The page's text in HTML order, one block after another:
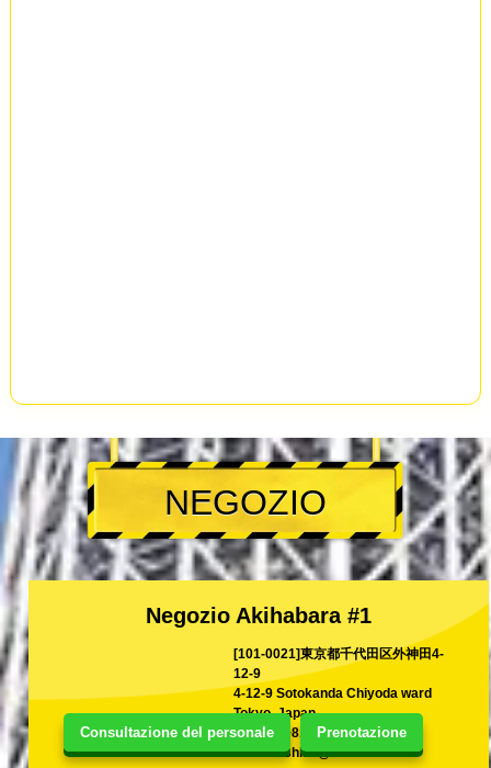
Consultazione del personale Prenotazione
NEGOZIO
Negozio Akihabara #1
[101-0021]東京都千代田区外神田4-
12-9
4-12-9 Sotokanda Chiyoda ward
Tokyo, Japan
TEL
+81-80-1199-1199
E-mail
shina@kart.st